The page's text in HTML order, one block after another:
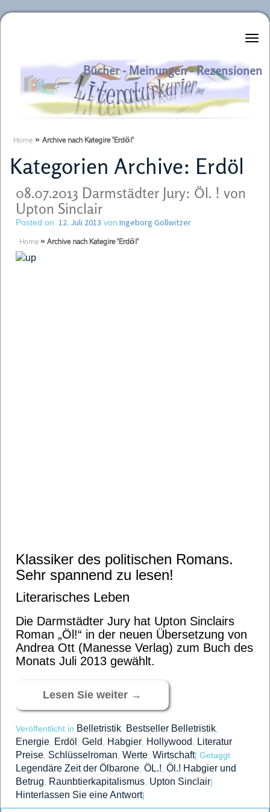
Literaturkurier.net
Bücher - Meinungen - Rezensionen
Home » Archive nach Kategire 'Erdöl'
Kategorien Archive: Erdöl
08.07.2013 Darmstädter Jury: Öl. ! von
Upton Sinclair
Posted on 12. Juli 2013 von Ingeborg Gollwitzer
Home » Archive nach Kategire 'Erdöl'
Klassiker des politischen Romans.
Sehr spannend zu lesen!
Literarisches Leben
Die Darmstädter Jury hat Upton Sinclairs
Roman „Öl!“ in der neuen Übersetzung von
Andrea Ott (Manesse Verlag) zum Buch des
Monats Juli 2013 gewählt.
Lesen Sie weiter →
Veröffentlicht in Belletristik Bestseller Belletristik
Energie Erdöl Geld Habgier Hollywood
Literatur
Preise Schlüsselroman Werte Wirtschaft| Getaggt
Legendäre Zeit der Ölbarone ÖL.! Öl.! Habgier und
Betrug
Raunbtierkapitalismus Upton Sinclair|
Hinterlassen Sie eine Antwort|